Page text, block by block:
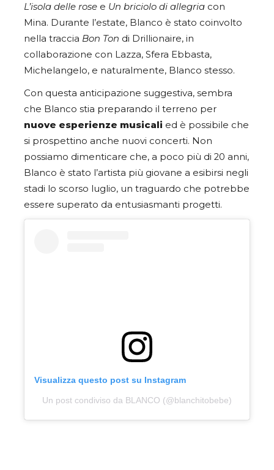
L’isola delle rose e Un briciolo di allegria con
Mina. Durante l’estate, Blanco è stato coinvolto
nella traccia Bon Ton di Drillionaire, in
collaborazione con Lazza, Sfera Ebbasta,
Michelangelo, e naturalmente, Blanco stesso.
Con questa anticipazione suggestiva, sembra
che Blanco stia preparando il terreno per
nuove esperienze musicali ed è possibile che
si prospettino anche nuovi concerti. Non
possiamo dimenticare che, a poco più di 20 anni,
Blanco è stato l’artista più giovane a esibirsi negli
stadi lo scorso luglio, un traguardo che potrebbe
essere superato da entusiasmanti progetti.
Visualizza questo post su Instagram
Un post condiviso da BLANCO (@blanchitobebe)